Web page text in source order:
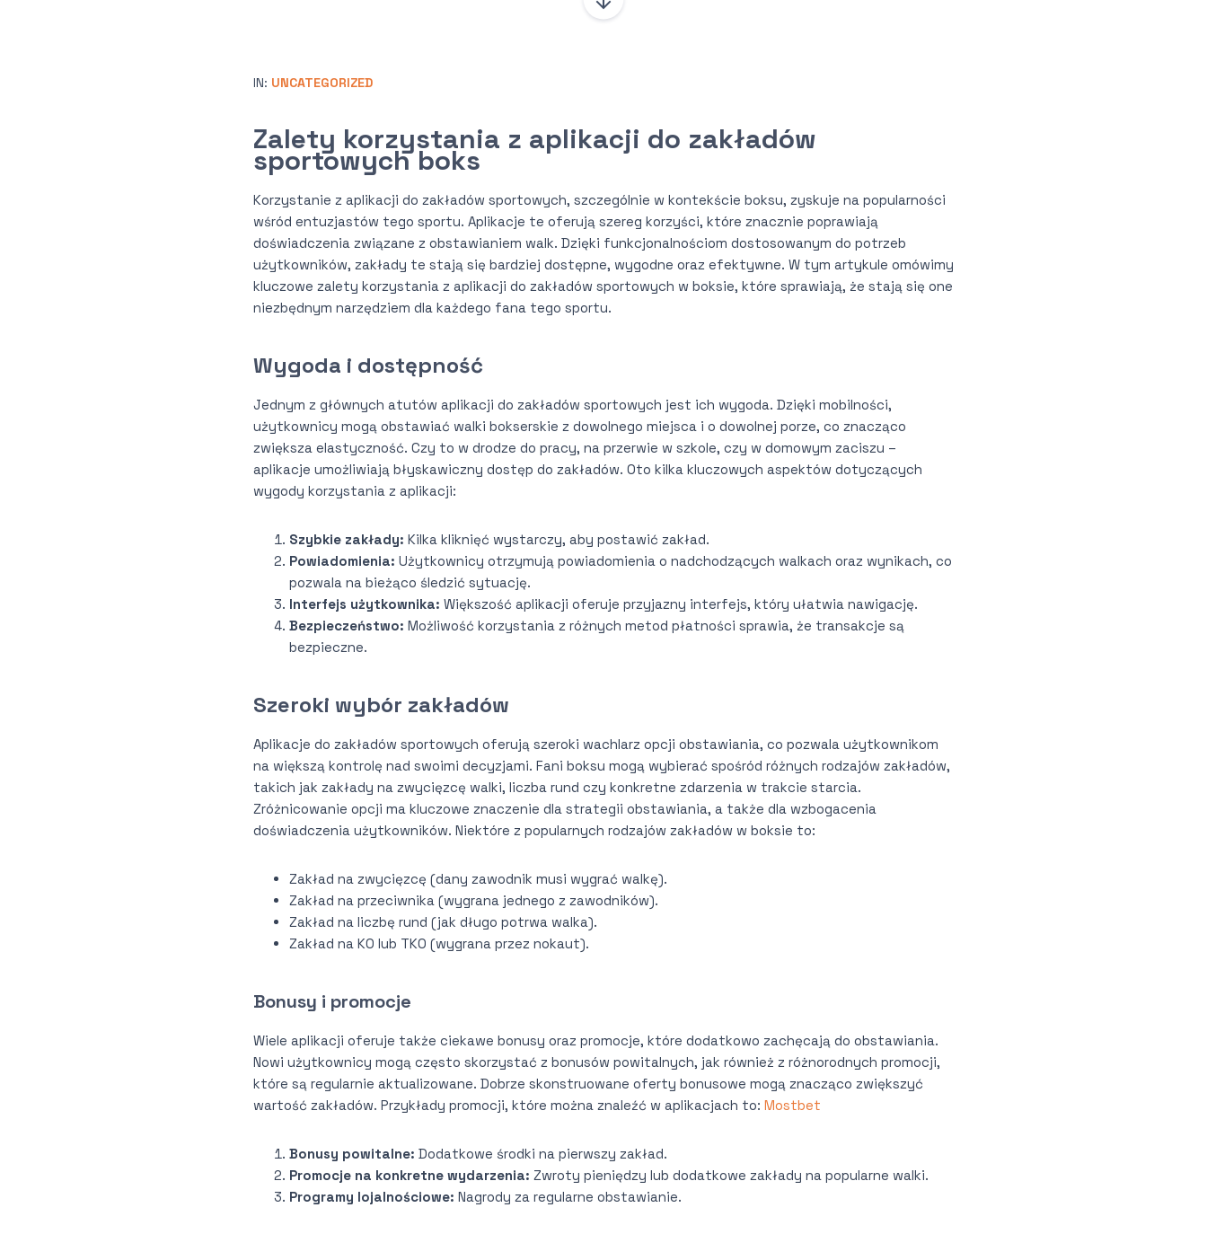
IN: UNCATEGORIZED
Zalety korzystania z aplikacji do zakładów
sportowych boks
Korzystanie z aplikacji do zakładów sportowych, szczególnie w kontekście boksu, zyskuje na popularności
wśród entuzjastów tego sportu. Aplikacje te oferują szereg korzyści, które znacznie poprawiają
doświadczenia związane z obstawianiem walk. Dzięki funkcjonalnościom dostosowanym do potrzeb
użytkowników, zakłady te stają się bardziej dostępne, wygodne oraz efektywne. W tym artykule omówimy
kluczowe zalety korzystania z aplikacji do zakładów sportowych w boksie, które sprawiają, że stają się one
niezbędnym narzędziem dla każdego fana tego sportu.
Wygoda i dostępność
Jednym z głównych atutów aplikacji do zakładów sportowych jest ich wygoda. Dzięki mobilności,
użytkownicy mogą obstawiać walki bokserskie z dowolnego miejsca i o dowolnej porze, co znacząco
zwiększa elastyczność. Czy to w drodze do pracy, na przerwie w szkole, czy w domowym zaciszu –
aplikacje umożliwiają błyskawiczny dostęp do zakładów. Oto kilka kluczowych aspektów dotyczących
wygody korzystania z aplikacji:
Szybkie zakłady: Kilka kliknięć wystarczy, aby postawić zakład.
Powiadomienia: Użytkownicy otrzymują powiadomienia o nadchodzących walkach oraz wynikach, co
pozwala na bieżąco śledzić sytuację.
Interfejs użytkownika: Większość aplikacji oferuje przyjazny interfejs, który ułatwia nawigację.
Bezpieczeństwo: Możliwość korzystania z różnych metod płatności sprawia, że transakcje są
bezpieczne.
Szeroki wybór zakładów
Aplikacje do zakładów sportowych oferują szeroki wachlarz opcji obstawiania, co pozwala użytkownikom
na większą kontrolę nad swoimi decyzjami. Fani boksu mogą wybierać spośród różnych rodzajów zakładów,
takich jak zakłady na zwycięzcę walki, liczba rund czy konkretne zdarzenia w trakcie starcia.
Zróżnicowanie opcji ma kluczowe znaczenie dla strategii obstawiania, a także dla wzbogacenia
doświadczenia użytkowników. Niektóre z popularnych rodzajów zakładów w boksie to:
Zakład na zwycięzcę (dany zawodnik musi wygrać walkę).
Zakład na przeciwnika (wygrana jednego z zawodników).
Zakład na liczbę rund (jak długo potrwa walka).
Zakład na KO lub TKO (wygrana przez nokaut).
Bonusy i promocje
Wiele aplikacji oferuje także ciekawe bonusy oraz promocje, które dodatkowo zachęcają do obstawiania.
Nowi użytkownicy mogą często skorzystać z bonusów powitalnych, jak również z różnorodnych promocji,
które są regularnie aktualizowane. Dobrze skonstruowane oferty bonusowe mogą znacząco zwiększyć
wartość zakładów. Przykłady promocji, które można znaleźć w aplikacjach to: Mostbet
Bonusy powitalne: Dodatkowe środki na pierwszy zakład.
Promocje na konkretne wydarzenia: Zwroty pieniędzy lub dodatkowe zakłady na popularne walki.
Programy lojalnościowe: Nagrody za regularne obstawianie.